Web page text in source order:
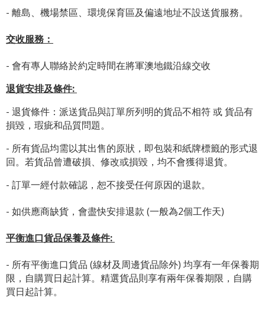
- 離島、機場禁區、環境保育區及偏遠地址不設送貨服務。
交收服務：
- 會有專人聯絡於約定時間在將軍澳地鐵沿線交收
退貨安排及條件:
- 退貨條件：派送貨品與訂單所列明的貨品不相符 或 貨品有
損毀，瑕疵和品質問題。
- 所有貨品均需以其出售的原狀，即包裝和紙牌標籤的形式退
回。若貨品曾遭破損、修改或損毀，均不會獲得退貨。
- 訂單一經付款確認，恕不接受任何原因的退款。
- 如供應商缺貨，會盡快安排退款 (一般為2個工作天)
平衡進口貨品保養及條件:
- 所有平衡進口貨品 (線材及周邊貨品除外) 均享有一年保養期
限，自購買日起計算。精選貨品則享有兩年保養期限，自購
買日起計算。